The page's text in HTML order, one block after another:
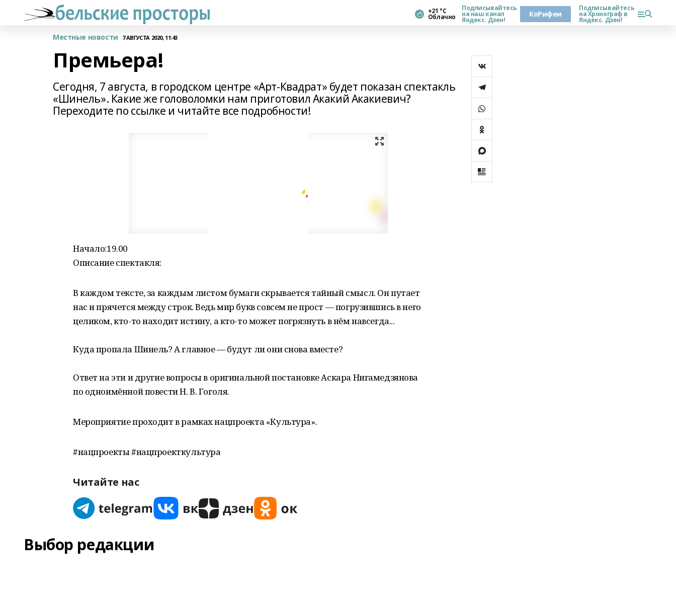
+21 °С
Облачно
Подписывайтесь
на наш канал
Яндекс. Дзен!
КоРифеи
Подписывайтесь
на Хронограф в
Яндекс. Дзен!
Местные новости 7 АВГУСТА 2020, 11:43
Премьера!
Сегодня, 7 августа, в городском центре «Арт-Квадрат» будет показан спектакль
«Шинель». Какие же головоломки нам приготовил Акакий Акакиевич?
Переходите по ссылке и читайте все подробности!
Начало:19.00
Описание спектакля:
В каждом тексте, за каждым листом бумаги скрывается тайный смысл. Он путает
нас и прячется между строк. Ведь мир букв совсем не прост — погрузившись в него
целиком, кто-то находит истину, а кто-то может погрязнуть в нём навсегда...
Куда пропала Шинель? А главное — будут ли они снова вместе?
Ответ на эти и другие вопросы в оригинальной постановке Аскара Нигамедзянова
по одноимённой повести Н. В. Гоголя.
Мероприятие проходит в рамках нацпроекта «Культура».
#нацпроекты #нацпроекткультура
Читайте нас
Выбор редакции